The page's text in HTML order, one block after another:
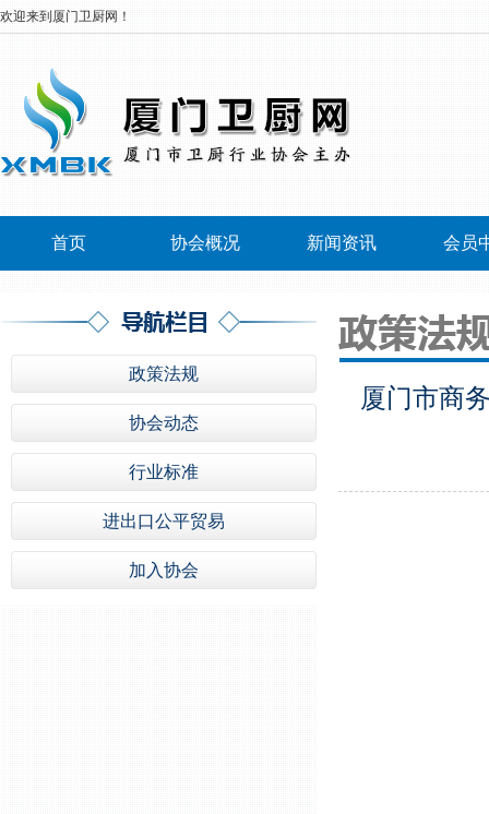
欢迎来到厦门卫厨网！
首页 协会概况 新闻资讯 会员
政策法规
协会动态
行业标准
进出口公平贸易
加入协会
厦门市商